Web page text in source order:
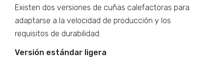
Existen dos versiones de cuñas calefactoras para
adaptarse a la velocidad de producción y los
requisitos de durabilidad:
Versión estándar ligera